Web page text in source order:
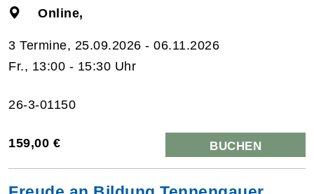
Online,
3 Termine, 25.09.2026 - 06.11.2026
Fr., 13:00 - 15:30 Uhr
26-3-01150
159,00 € BUCHEN